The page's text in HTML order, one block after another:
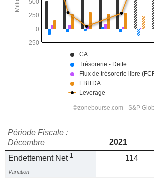
Période Fiscale :
Décembre
2021
Endettement Net 1 114
Variation -